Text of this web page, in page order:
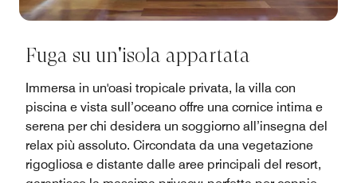
Fuga su un'isola appartata
Immersa in un'oasi tropicale privata, la villa con
piscina e vista sull’oceano offre una cornice intima e
serena per chi desidera un soggiorno all’insegna del
relax più assoluto. Circondata da una vegetazione
rigogliosa e distante dalle aree principali del resort,